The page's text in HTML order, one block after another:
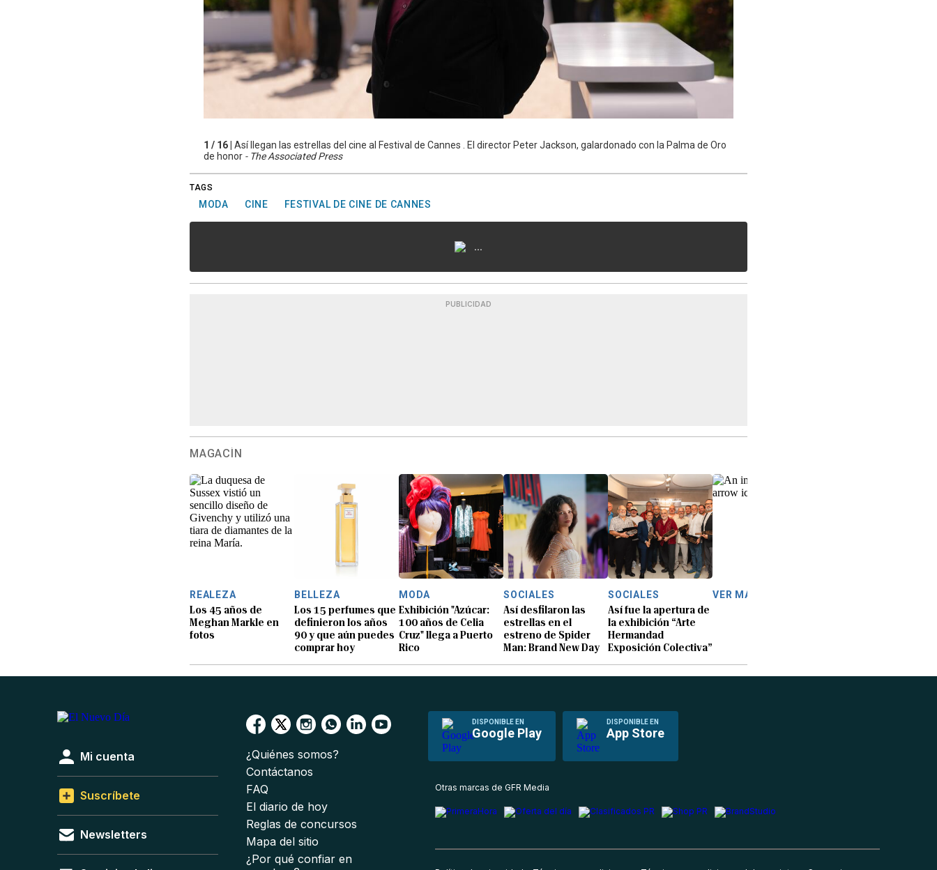
1 / 16 | Así llegan las estrellas del cine al Festival de Cannes . El director Peter Jackson, galardonado con la Palma de Oro
de honor - The Associated Press
TAGS
MODA CINE FESTIVAL DE CINE DE CANNES
...
PUBLICIDAD
MAGACÍN
REALEZA
Los 45 años de
Meghan Markle en
fotos
BELLEZA
Los 15 perfumes que
definieron los años
90 y que aún puedes
comprar hoy
MODA
Exhibición "Azúcar:
100 años de Celia
Cruz" llega a Puerto
Rico
SOCIALES
Así desfilaron las
estrellas en el
estreno de Spider
Man: Brand New Day
SOCIALES
Así fue la apertura de
la exhibición “Arte
Hermandad
Exposición Colectiva”
VER MÁS
DISPONIBLE EN
Google Play
DISPONIBLE EN
App Store
Mi cuenta
Suscríbete
Newsletters
¿Quiénes somos?
Contáctanos
FAQ
El diario de hoy
Reglas de concursos
Mapa del sitio
¿Por qué confiar en
Otras marcas de GFR Media